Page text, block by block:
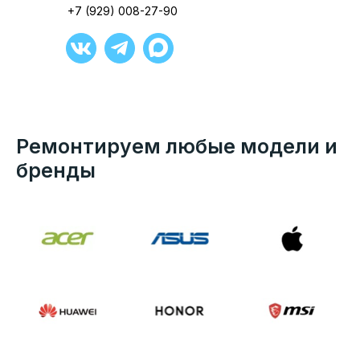
+7 (929) 008-27-90
Ремонтируем любые модели и
бренды